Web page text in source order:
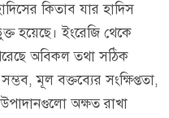
কিতাব যার হাদিস
হয়েছে। ইংরেজি থেকে
অবিকল তথা সঠিক
মূল বক্তব্যের সংক্ষিপ্ততা,
উপাদানগুলো অক্ষত রাখা